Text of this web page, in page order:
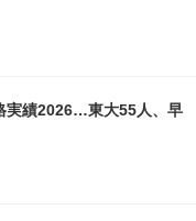
実績2026…東大55人、早